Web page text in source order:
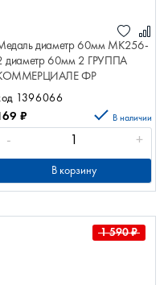
диаметр 60мм МК256-
диаметр 60мм 2 ГРУППА
ФР
1396066
₽ В наличии
- +
В корзину
1 590₽